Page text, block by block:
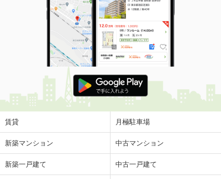
賃貸 月極駐車場
新築マンション 中古マンション
新築一戸建て 中古一戸建て